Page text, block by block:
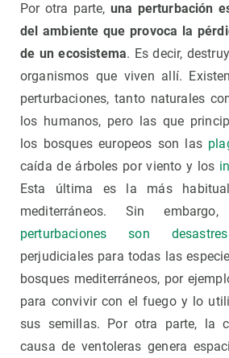
Por otra parte, una perturbación
del ambiente que provoca la
de un ecosistema. Es decir,
organismos que viven allí.
perturbaciones, tanto naturales
los humanos, pero las que
los bosques europeos son las
caída de árboles por viento y los
Esta última es la más
mediterráneos. Sin
perturbaciones son
perjudiciales para todas las
bosques mediterráneos, por
para convivir con el fuego y lo
sus semillas. Por otra parte, la
causa de ventoleras genera